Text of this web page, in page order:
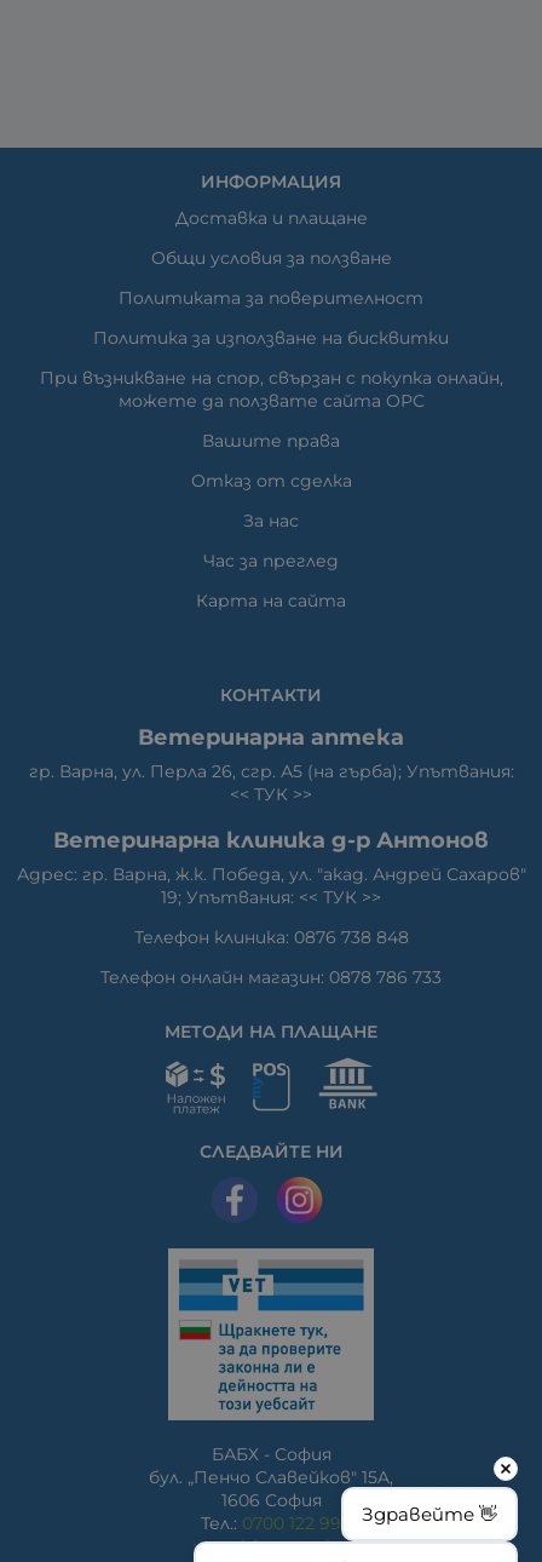
ИНФОРМАЦИЯ
Доставка и плащане
Общи условия за ползване
Политиката за поверителност
Политика за използване на бисквитки
При възникване на спор, свързан с покупка онлайн,
можете да ползвате сайта ОРС
Вашите права
Отказ от сделка
За нас
Час за преглед
Карта на сайта
КОНТАКТИ
Ветеринарна аптека
гр. Варна, ул. Перла 26, сгр. А5 (на гърба); Упътвания:
<< ТУК >>
Ветеринарна клиника д-р Антонов
Адрес: гр. Варна, ж.к. Победа, ул. "акад. Андрей Сахаров"
19; Упътвания: << ТУК >>
Телефон клиника: 0876 738 848
Телефон онлайн магазин: 0878 786 733
МЕТОДИ НА ПЛАЩАНЕ
СЛЕДВАЙТЕ НИ
БАБХ - София
бул. „Пенчо Славейков" 15A,
1606 София
Тел.: 0700 122 99
www.bfsa.egov.bg
Здравейте 👋